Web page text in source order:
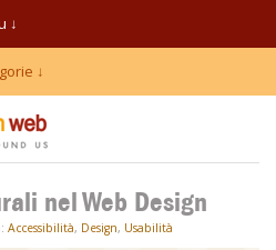
↓
↓
nel Web Design
Accessibilità, Design, Usabilità